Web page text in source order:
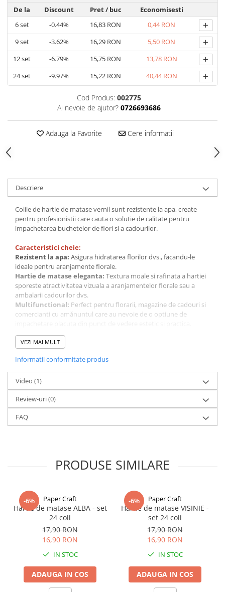
Panglica dublu satinata 10 mm
Panglica dublu satinata 16 mm
Hartie copiator alba si colorata
De la
Discount Pret/ buc
Economisesti
6set -0.44% 16,83 RON 0,44 RON +
9set -3.62% 16,29 RON 5,50 RON +
12set -6.79% 15,75 RON 13,78 RON +
24set -9.97% 15,22 RON 40,44 RON +
Cod Produs: 002775
Ai nevoie de ajutor? 0726693686
Adauga la Favorite Cere informatii
Descriere
Colile de hartie de matase vernil sunt rezistente la apa, create
pentru profesionistii care cauta o solutie de calitate pentru
impachetarea buchetelor de flori si a cadourilor.
Caracteristici cheie:
Rezistent la apa: Asigura hidratarea florilor dvs., facandu-le
ideale pentru aranjamente florale.
Hartie de matase eleganta: Textura moale si rafinata a hartiei
sporeste atractivitatea vizuala a aranjamentelor florale sau a
ambalarii cadourilor dvs.
Multifunctional: Perfect pentru florarii, magazine de cadouri si
comercianti cu amănuntul care au nevoie de o optiune de
Specificatii:
Grosime:17g/m², oferind o ambalare usoara, dar durabila
Culoare:Disponibila intr-o gama de peste 30 de culori diferite
pentru a se potrivi oricarei ocazii sau teme.
Transformati-va prezentarile florale cu eleganta colilor de
hartie
de matase.Comandati-le astazi si imbunatatiti-va ambalarea
cadourilor!
VEZI MAI MULT
Informatii conformitate produs
Video (1)
Review-uri(0)
FAQ
PRODUSE SIMILARE
-6% Paper Craft
Hartie de matase ALBA - set
24 coli
17,90 RON
16,90 RON
IN STOC
ADAUGA IN COS
-6% Paper Craft
Hartie de matase VISINIE -
set 24 coli
17,90 RON
16,90 RON
IN STOC
ADAUGA IN COS